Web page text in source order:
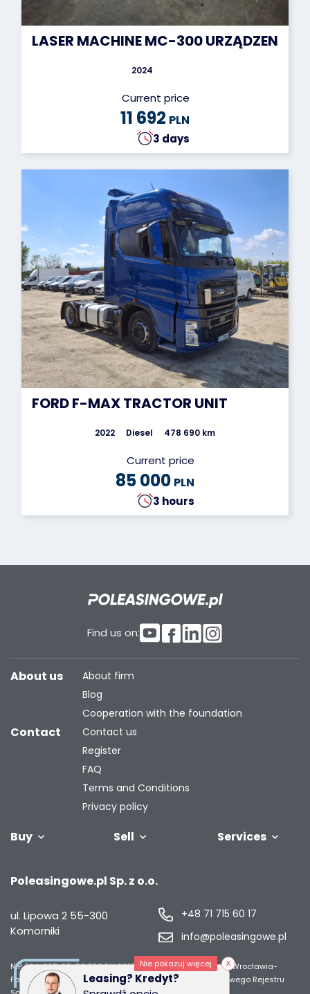
LASER MACHINE MC-300 URZĄDZENIA
2024
Current price
11 692 PLN
3 days
FORD F-MAX TRACTOR UNIT
2022 Diesel 478 690 km
Current price
85 000 PLN
3 hours
Nie pokazuj więcej
Leasing? Kredyt?
Find us on:
Buy Sell
your fleet
Services
About us
About firm
Blog
Cooperation with the foundation
Contact
Contact us
Register
FAQ
Terms and Conditions
Privacy policy
Poleasingowe.pl Sp. z o.o.
ul. Lipowa 2 55-300
Komorniki
+48 71 715 60 17
info@poleasingowe.pl
NIP 894-297-65-50REGON 021014968Sąd Rejonowy dla Wrocławia-
Fabrycznej we Wrocławiu, IX Wydział Gospodarczy Krajowego Rejestru